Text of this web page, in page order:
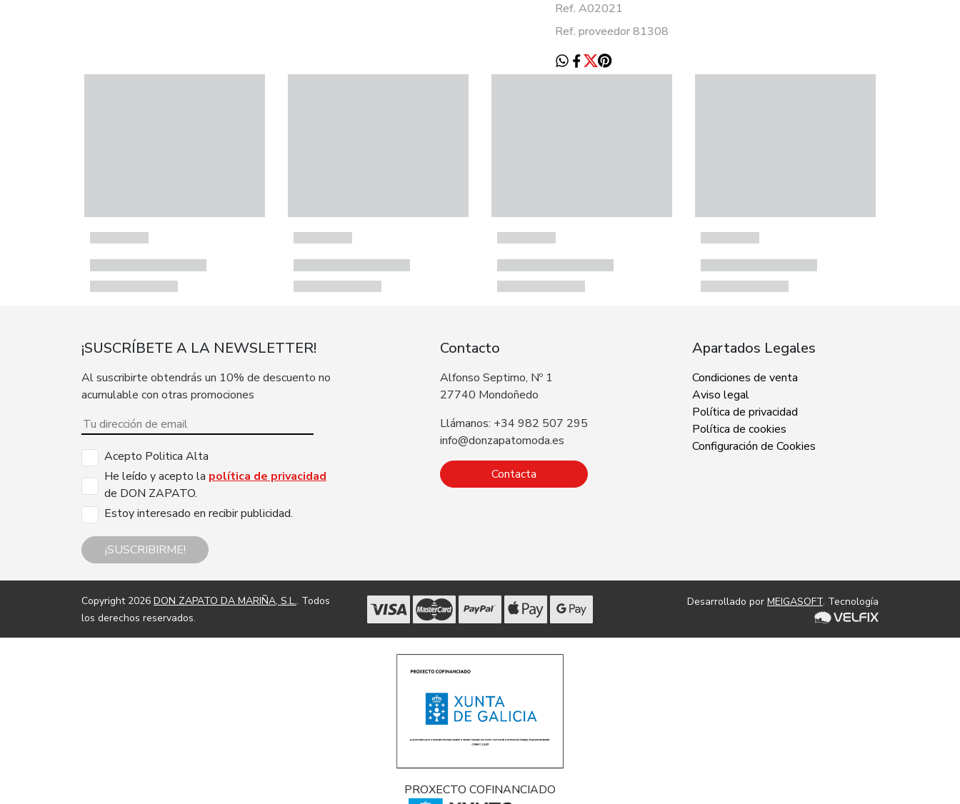
Ref. A02021
Ref. proveedor 81308
¡SUSCRÍBETE A LA NEWSLETTER!
Al suscribirte obtendrás un 10% de descuento no
acumulable con otras promociones
Acepto Politica Alta
He leído y acepto la política de privacidad
de DON ZAPATO.
Estoy interesado en recibir publicidad.
¡SUSCRIBIRME!
Contacto
Alfonso Septimo, Nº 1
27740 Mondoñedo
Llámanos: +34 982 507 295
info@donzapatomoda.es
Contacta
Apartados Legales
Condiciones de venta
Aviso legal
Política de privacidad
Política de cookies
Configuración de Cookies
Copyright 2026 DON ZAPATO DA MARIÑA, S.L.. Todos
los derechos reservados.
Desarrollado por MEIGASOFT. Tecnología
PROXECTO COFINANCIADO